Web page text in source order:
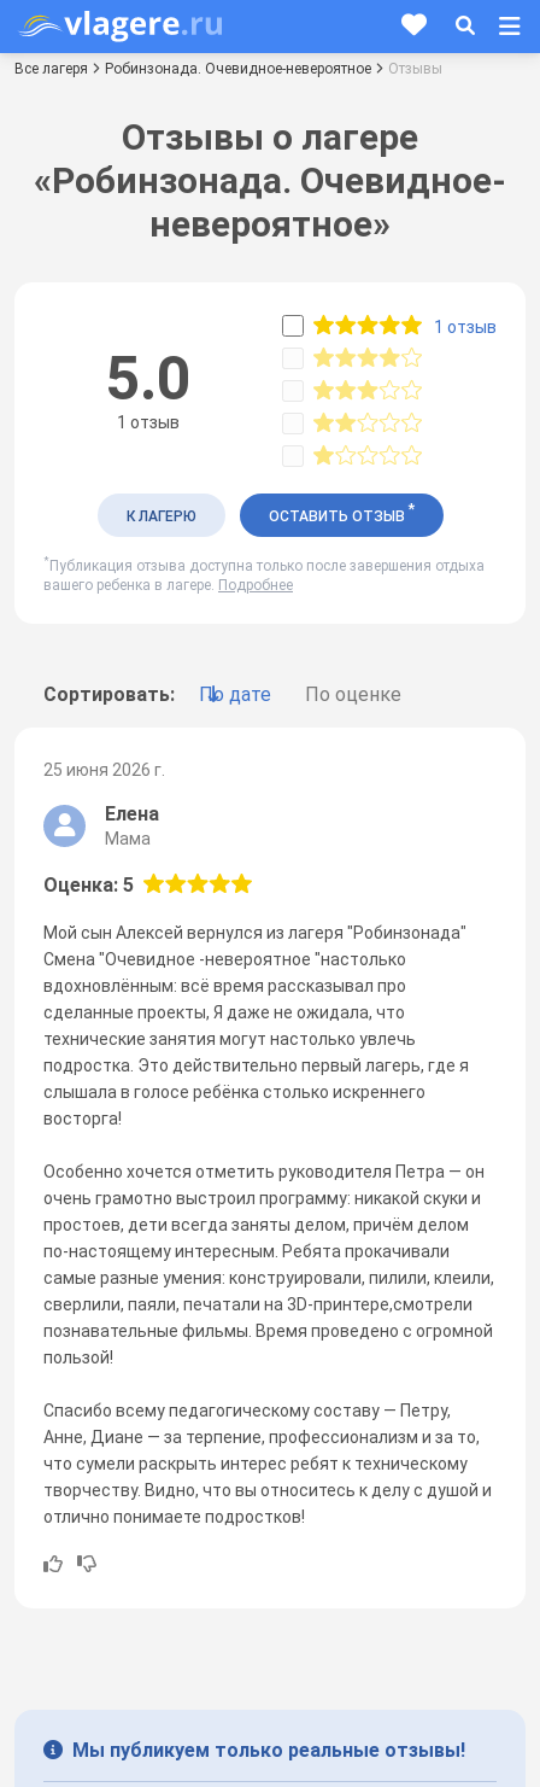
Все лагеря Робинзонада. Очевидное-невероятное Отзывы
Отзывы о лагере
«Робинзонада. Очевидное-
невероятное»
Сортировать: По дате По оценке
25 июня 2026 г.
Елена
Мама
Оценка: 5
Мой сын Алексей вернулся из лагеря "Робинзонада"
Смена "Очевидное -невероятное "настолько
вдохновлённым: всё время рассказывал про
сделанные проекты, Я даже не ожидала, что
технические занятия могут настолько увлечь
подростка. Это действительно первый лагерь, где я
слышала в голосе ребёнка столько искреннего
восторга!
Особенно хочется отметить руководителя Петра — он
очень грамотно выстроил программу: никакой скуки и
простоев, дети всегда заняты делом, причём делом
по-настоящему интересным. Ребята прокачивали
самые разные умения: конструировали, пилили, клеили,
сверлили, паяли, печатали на 3D‑принтере,смотрели
познавательные фильмы. Время проведено с огромной
пользой!
Спасибо всему педагогическому составу — Петру,
Анне, Диане — за терпение, профессионализм и за то,
что сумели раскрыть интерес ребят к техническому
творчеству. Видно, что вы относитесь к делу с душой и
отлично понимаете подростков!
5.0
1 отзыв
1 отзыв
К ЛАГЕРЮ ОСТАВИТЬ ОТЗЫВ *
* Публикация отзыва доступна только после завершения отдыха
вашего ребенка в лагере. Подробнее
Мы публикуем только реальные отзывы!